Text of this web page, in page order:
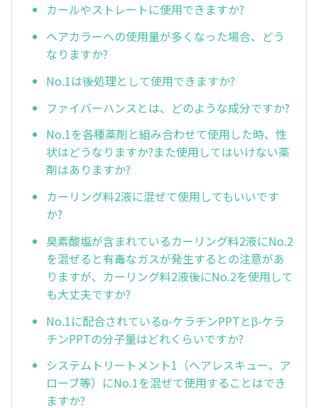
カールやストレートに使用できますか?
ヘアカラーへの使用量が多くなった場合、どう
なりますか?
No.1は後処理として使用できますか?
ファイバーハンスとは、どのような成分ですか?
No.1を各種薬剤と組み合わせて使用した時、性
状はどうなりますか?また使用してはいけない薬
剤はありますか?
カーリング料2液に混ぜて使用してもいいです
か?
臭素酸塩が含まれているカーリング料2液にNo.2
を混ぜると有毒なガスが発生するとの注意があ
りますが、カーリング料2液後にNo.2を使用して
も大丈夫ですか?
No.1に配合されているα-ケラチンPPTとβ-ケラ
チンPPTの分子量はどれくらいですか?
システムトリートメント1（ヘアレスキュー、ア
ローブ等）にNo.1を混ぜて使用することはでき
ますか?